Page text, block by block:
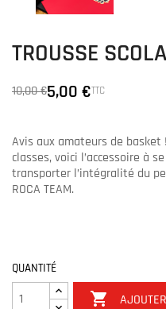
TROUSSE
10,00 €5,00 €TTC
Avis aux amateurs de basket
classes, voici l’accessoire à
transporter l’intégralité du
ROCA TEAM.
QUANTITÉ
